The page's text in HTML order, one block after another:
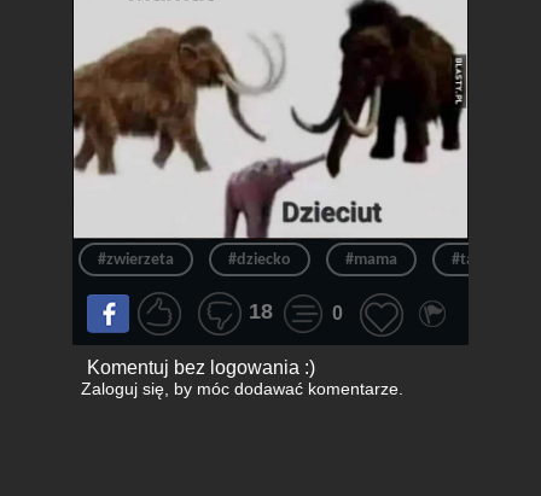
#zwierzeta #dziecko #mama #tata
18 0
Komentuj bez logowania :)
Zaloguj się, by móc dodawać komentarze.